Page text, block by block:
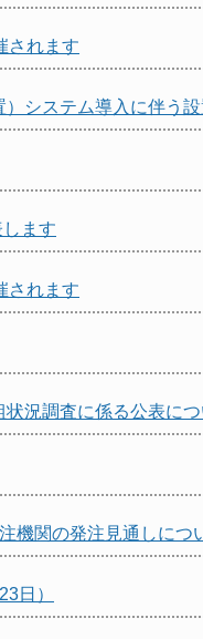
されます
システム導入に伴う
ます
されます
況調査に係る公表につ
機関の発注見通しにつ
日）